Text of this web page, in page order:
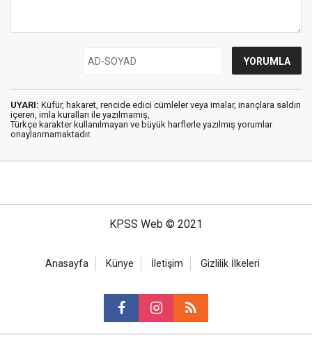
UYARI: Küfür, hakaret, rencide edici cümleler veya imalar, inançlara saldırı
içeren, imla kuralları ile yazılmamış,
Türkçe karakter kullanılmayan ve büyük harflerle yazılmış yorumlar
onaylanmamaktadır.
KPSS Web © 2021
Anasayfa Künye İletişim Gizlilik İlkeleri